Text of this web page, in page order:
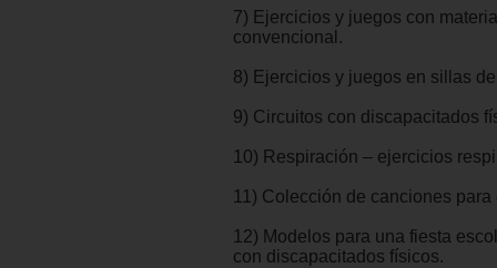
7) Ejercicios y juegos con
convencional.
8) Ejercicios y juegos en sillas
9) Circuitos con discapacitados
10) Respiración – ejercicios
11) Colección de canciones para
12) Modelos para una fiesta
con discapacitados físicos.